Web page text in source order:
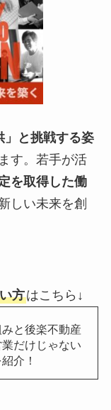
」と挑戦する姿
す。若手が活
を取得した働
しい未来を創
方はこちら↓
と後楽不動産
だけじゃない
介！